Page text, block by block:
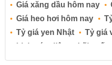
Giá xăng dầu hôm nay
Giá heo hơi hôm nay
Tỷ giá yen Nhật
Tỷ giá
Lịch cúp điện
Lãi suất
Lãi suất tiết kiệm
Lãi